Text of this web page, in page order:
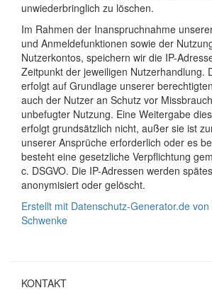
unwiederbringlich zu löschen.
Im Rahmen der Inanspruchnahme
und Anmeldefunktionen sowie der
Nutzerkontos, speichern wir die IP-
Zeitpunkt der jeweiligen Nutzerhandlung.
erfolgt auf Grundlage unserer
auch der Nutzer an Schutz vor
unbefugter Nutzung. Eine Weitergabe
erfolgt grundsätzlich nicht, außer sie ist
unserer Ansprüche erforderlich oder es
besteht eine gesetzliche Verpflichtung
c. DSGVO. Die IP-Adressen werden
anonymisiert oder gelöscht.
Erstellt mit Datenschutz-Generator.de
Schwenke
KONTAKT